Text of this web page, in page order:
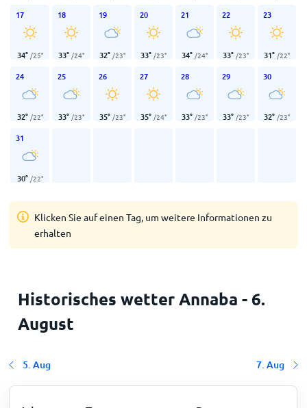
17
34° /25°
18
33° /24°
19
32° /23°
20
33° /23°
21
34° /24°
22
33° /23°
23
31° /22°
24
32° /22°
25
33° /23°
26
35° /23°
27
35° /24°
28
33° /23°
29
33° /23°
30
32° /23°
31
30° /22°
Klicken Sie auf einen Tag, um weitere Informationen zu
erhalten
Historisches wetter Annaba - 6.
August
5. Aug 7. Aug